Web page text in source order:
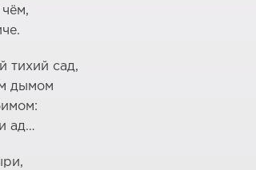
тихий сад,
дымом
ад…